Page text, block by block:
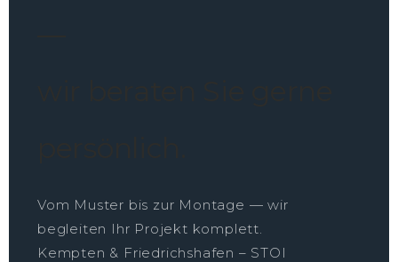
Vom Muster bis zur Montage — wir
begleiten Ihr Projekt komplett.
Kempten & Friedrichshafen – STOI